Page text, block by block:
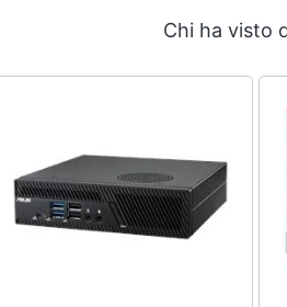
Chi ha visto